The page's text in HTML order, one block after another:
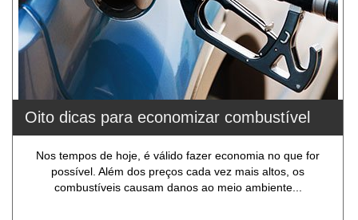
Oito dicas para economizar combustível
Nos tempos de hoje, é válido fazer economia no que for
possível. Além dos preços cada vez mais altos, os
combustíveis causam danos ao meio ambiente...